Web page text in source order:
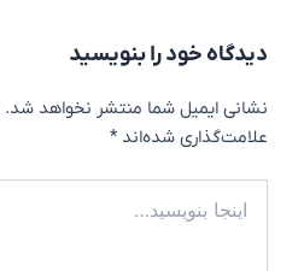
دیدگاه‌ خود را بنویسید
نشانی ایمیل شما منتشر نخواهد شد.
علامت‌گذاری شده‌اند *
بنویسید…